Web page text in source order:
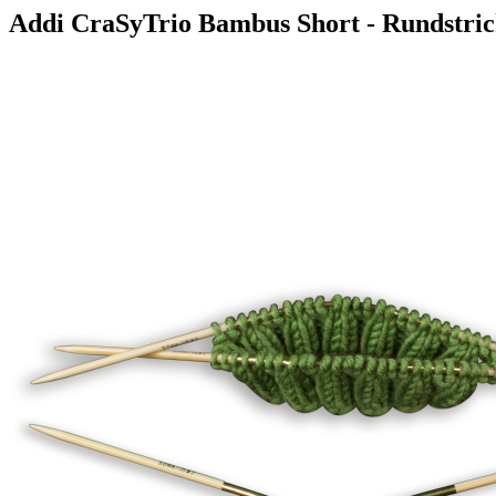
Addi CraSyTrio Bambus Short -